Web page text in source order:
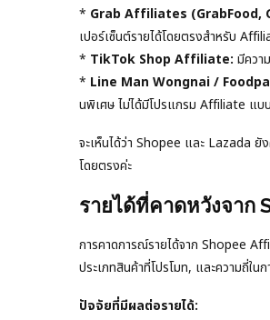
* Grab Affiliates (GrabFood,
เปอร์เซ็นต์รายได้โดยตรงสำหรับ
* TikTok Shop Affiliate: มีควา
* Line Man Wongnai /
นพิเศษ ไม่ได้มีโปรแกรม Affiliate แ
จะเห็นได้ว่า Shopee และ Lazada
โดยตรงค่ะ
รายได้ที่คาดหวังจาก
การคาดการณ์รายได้จาก Shopee
ประเภทสินค้าที่โปรโมท, และความถี่ใ
ปัจจัยที่มีผลต่อรายได้: